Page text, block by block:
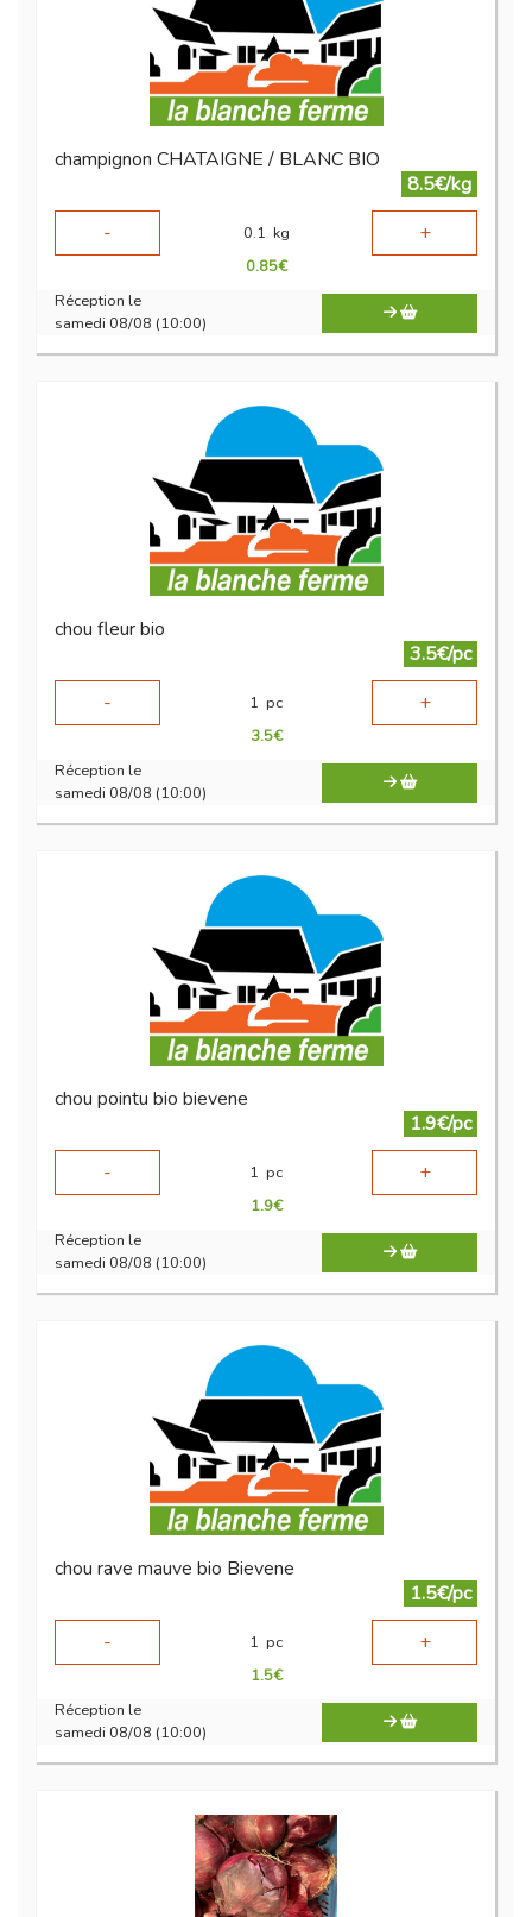
champignon CHATAIGNE / BLANC BIO
8.5€/kg
-
0.1 kg +
0.85€
Réception le
samedi 08/08 (10:00)
chou fleur bio
3.5€/pc
-
1 pc +
3.5€
Réception le
samedi 08/08 (10:00)
chou pointu bio bievene
1.9€/pc
-
1 pc +
1.9€
Réception le
samedi 08/08 (10:00)
chou rave mauve bio Bievene
1.5€/pc
-
1 pc +
1.5€
Réception le
samedi 08/08 (10:00)